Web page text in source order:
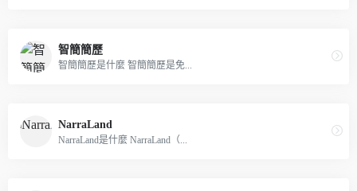
智簡簡歷
智簡簡歷是什麼 智簡簡歷是免...
NarraLand
NarraLand是什麼 NarraLand（...